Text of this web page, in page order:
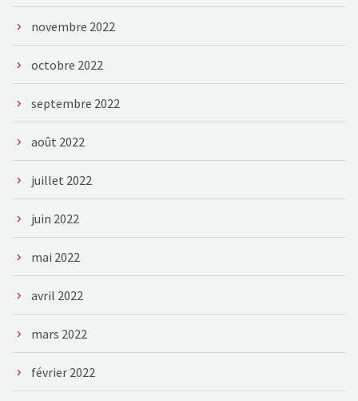
novembre 2022
octobre 2022
septembre 2022
août 2022
juillet 2022
juin 2022
mai 2022
avril 2022
mars 2022
février 2022